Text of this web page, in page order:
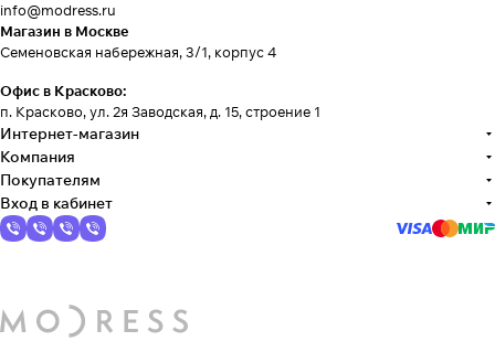
info@modress.ru
Магазин в Москве
Семеновская набережная, 3/1, корпус 4
Офис в Красково:
п. Красково, ул. 2я Заводская, д. 15, строение 1
Интернет-магазин
Компания
Покупателям
Вход в кабинет